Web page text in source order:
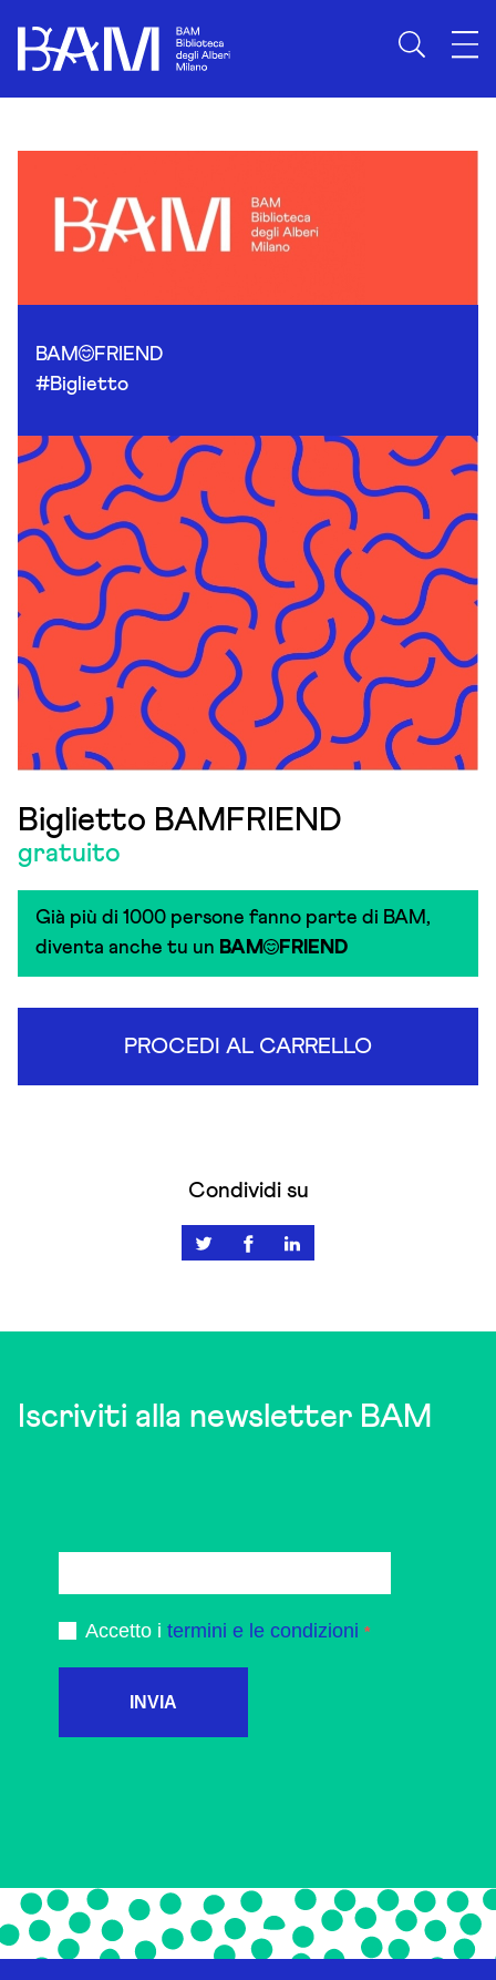
BAM
FRIEND
#Biglietto
Biglietto BAMFRIEND
gratuito
Già più di 1000 persone fanno parte di BAM,
diventa anche tu un BAM FRIEND
PROCEDI AL CARRELLO
Condividi su
Iscriviti alla newsletter BAM
Accetto i termini e le condizioni
INVIA